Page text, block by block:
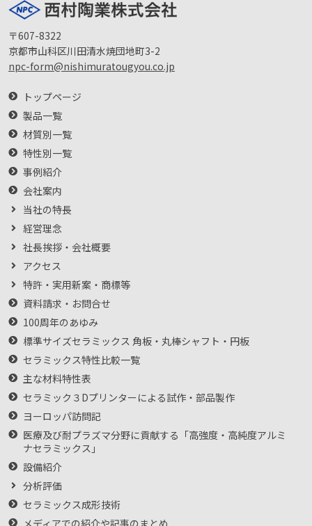
〒607-8322
京都市山科区川田清水焼団地町3-2
npc-form@nishimuratougyou.co.jp
トップページ
製品一覧
材質別一覧
特性別一覧
事例紹介
会社案内
当社の特長
経営理念
社長挨拶・会社概要
アクセス
特許・実用新案・商標等
資料請求・お問合せ
100周年のあゆみ
標準サイズセラミックス 角板・丸棒シャフト・円板
セラミックス特性比較一覧
主な材料特性表
セラミック３Dプリンターによる試作・部品製作
ヨーロッパ訪問記
医療及び耐プラズマ分野に貢献する「高強度・高純度アルミ
ナセラミックス」
設備紹介
分析評価
セラミックス成形技術